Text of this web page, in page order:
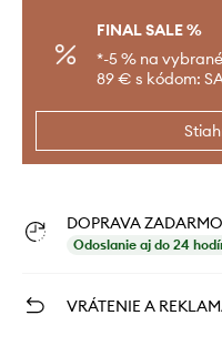
FINAL SALE %
*-5 % na
89 € s kódom:
DOPRAVA
Odoslanie aj do 24
VRÁTENIE A